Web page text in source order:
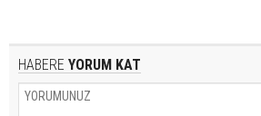
HABERE YORUM KAT